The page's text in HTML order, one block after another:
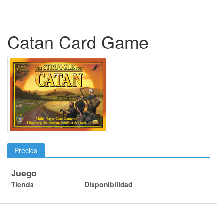
Catan Card Game
Precios
Juego
Tienda Disponibilidad